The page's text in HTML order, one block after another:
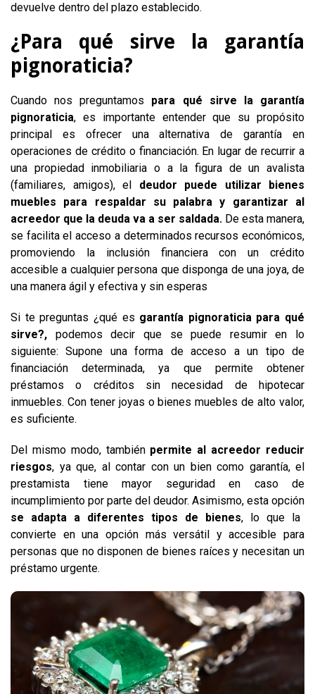
devuelve dentro del plazo establecido.
¿Para qué sirve la garantía
pignoraticia?
Cuando nos preguntamos para qué sirve la garantía
pignoraticia, es importante entender que su propósito
principal es ofrecer una alternativa de garantía en
operaciones de crédito o financiación. En lugar de recurrir a
una propiedad inmobiliaria o a la figura de un avalista
(familiares, amigos), el
deudor puede utilizar bienes
muebles para respaldar su palabra y garantizar al
acreedor que la deuda va a ser saldada. De esta manera,
se facilita el acceso a determinados recursos económicos,
promoviendo la inclusión financiera con un crédito
accesible a cualquier persona que disponga de una joya, de
una manera ágil y efectiva y sin esperas
Si te preguntas ¿qué es garantía pignoraticia para qué
sirve?, podemos decir que se puede resumir en lo
siguiente: Supone una forma de acceso a un tipo de
financiación determinada, ya que permite obtener
préstamos o créditos sin necesidad de hipotecar
inmuebles. Con tener joyas o bienes muebles de alto valor,
es suficiente.
Del mismo modo, también permite al acreedor reducir
riesgos, ya que, al contar con un bien como garantía, el
prestamista tiene mayor seguridad en caso de
incumplimiento por parte del deudor. Asimismo, esta opción
se adapta a diferentes tipos de bienes, lo que la
convierte en una opción más versátil y accesible para
personas que no disponen de bienes raíces y necesitan un
préstamo urgente.